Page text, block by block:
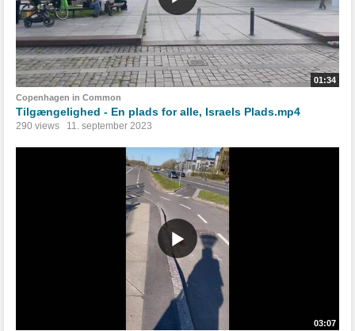
01:34
Copenhagen in Common
Tilgængelighed - En plads for alle, Israels Plads.mp4
290 views 11. september 2023
03:07